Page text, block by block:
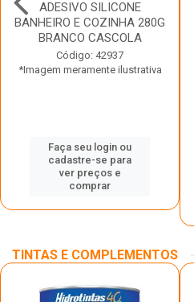
ADESIVO SILICONE
BANHEIRO E COZINHA 280G
BRANCO CASCOLA
Código: 42937
*Imagem meramente ilustrativa
Faça seu login ou
cadastre-se para
ver preços e
comprar
TINTAS E COMPLEMENTOS